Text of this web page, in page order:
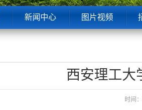
新闻中心 图片视频
西安理工大
时间